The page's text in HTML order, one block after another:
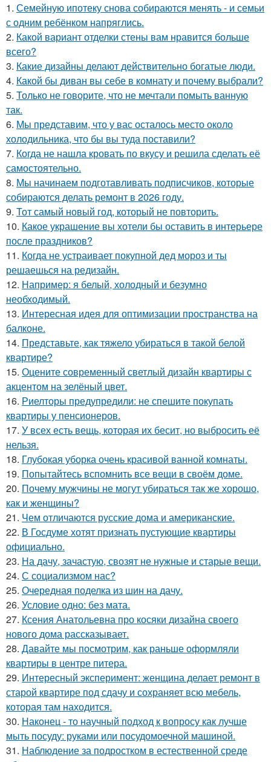
1. Семейную ипотеку снова собираются менять - и семьи
с одним ребёнком напряглись.
2. Какой вариант отделки стены вам нравится больше
всего?
3. Какие дизайны делают действительно богатые люди.
4. Какой бы диван вы себе в комнату и почему выбрали?
5. Только не говорите, что не мечтали помыть ванную
так.
6. Мы представим, что у вас осталось место около
холодильника, что бы вы туда поставили?
7. Когда не нашла кровать по вкусу и решила сделать её
самостоятельно.
8. Мы начинаем подготавливать подписчиков, которые
собираются делать ремонт в 2026 году.
9. Тот самый новый год, который не повторить.
10. Какое украшение вы хотели бы оставить в интерьере
после праздников?
11. Когда не устраивает покупной дед мороз и ты
решаешься на редизайн.
12. Например: я белый, холодный и безумно
необходимый.
13. Интересная идея для оптимизации пространства на
балконе.
14. Представьте, как тяжело убираться в такой белой
квартире?
15. Оцените современный светлый дизайн квартиры с
акцентом на зелёный цвет.
16. Риелторы предупредили: не спешите покупать
квартиры у пенсионеров.
17. У всех есть вещь, которая их бесит, но выбросить её
нельзя.
18. Глубокая уборка очень красивой ванной комнаты.
19. Попытайтесь вспомнить все вещи в своём доме.
20. Почему мужчины не могут убираться так же хорошо,
как и женщины?
21. Чем отличаются русские дома и американские.
22. В Госдуме хотят признать пустующие квартиры
официально.
23. На дачу, зачастую, свозят не нужные и старые вещи.
24. С социализмом нас?
25. Очередная поделка из шин на дачу.
26. Условие одно: без мата.
27. Ксения Анатольевна про косяки дизайна своего
нового дома рассказывает.
28. Давайте мы посмотрим, как раньше оформляли
квартиры в центре питера.
29. Интересный эксперимент: женщина делает ремонт в
старой квартире под сдачу и сохраняет всю мебель,
которая там находится.
30. Наконец - то научный подход к вопросу как лучше
мыть посуду: руками или посудомоечной машиной.
31. Наблюдение за подростком в естественной среде